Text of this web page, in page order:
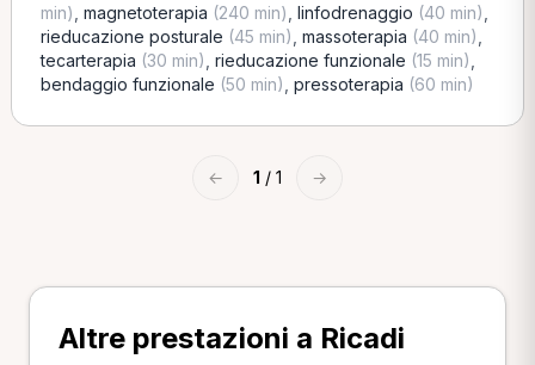
min) magnetoterapia (240 min) linfodrenaggio (40 min)
rieducazione posturale (45 min) massoterapia (40 min)
tecarterapia (30 min) rieducazione funzionale (15 min)
bendaggio funzionale (50 min) pressoterapia (60 min)
← 1 / 1 →
Altre prestazioni a Ricadi